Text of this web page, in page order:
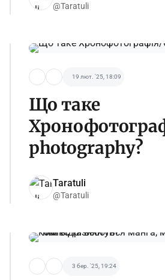
@Taratuli
19 лют. '25, 18:09
Що таке
photography?
Taratuli
@Taratuli
3 бер. '25, 19:24